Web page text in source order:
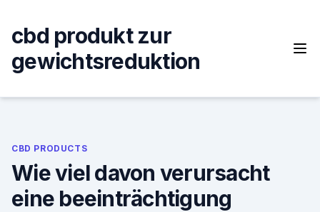
content
cbd produkt zur
gewichtsreduktion
CBD PRODUCTS
Wie viel davon verursacht
eine beeinträchtigung